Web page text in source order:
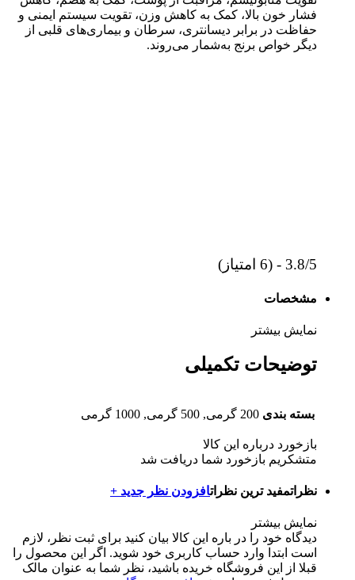
فشار خون بالا، کمک به کاهش وزن، تقویت سیستم ایمنی و
حفاظت در برابر دیسانتری، سرطان و بیماری‌های قلبی از
دیگر خواص برنج به‌شمار می‌روند.
3.8/5 - (6 امتیاز)
مشخصات
نمایش بیشتر
توضیحات تکمیلی
بسته بندی 200 گرمی, 500 گرمی, 1000 گرمی
بازخورد درباره این کالا
متشکریم بازخورد شما دریافت شد
نظراتمفید ترین نظراتافزودن نظر جدید +
نمایش بیشتر
دیدگاه خود را در باره این کالا بیان کنید برای ثبت نظر، لازم
است ابتدا وارد حساب کاربری خود شوید. اگر این محصول را
قبلا از این فروشگاه خریده باشید، نظر شما به عنوان مالک